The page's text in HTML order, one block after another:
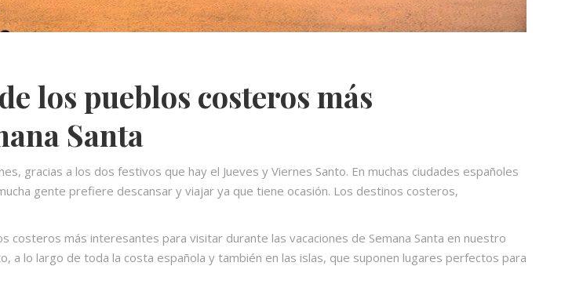
los pueblos costeros más
Santa
gracias a los dos festivos que hay el Jueves y Viernes Santo. En muchas ciudades españoles
gente prefiere descansar y viajar ya que tiene ocasión. Los destinos costeros,
más interesantes para visitar durante las vacaciones de Semana Santa en nuestro
a lo largo de toda la costa española y también en las islas, que suponen lugares perfectos para